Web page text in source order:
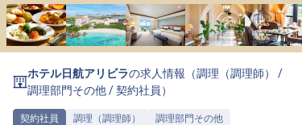
無料 転職サポートに申し込む
ホテル日航アリビラの求人情報（調理（調理師）
/
調理部門その他/契約社員 ）
契約社員 調理（調理師） 調理部門その他